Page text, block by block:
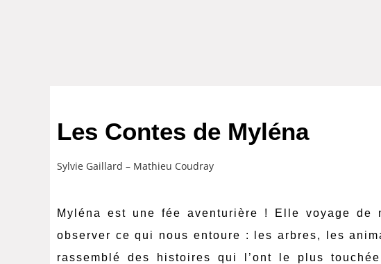
Les Contes de Myléna
Sylvie Gaillard – Mathieu Coudray
Myléna est une fée aventurière ! Elle voyage de
observer ce qui nous entoure : les arbres, les
rassemblé des histoires qui l’ont le plus